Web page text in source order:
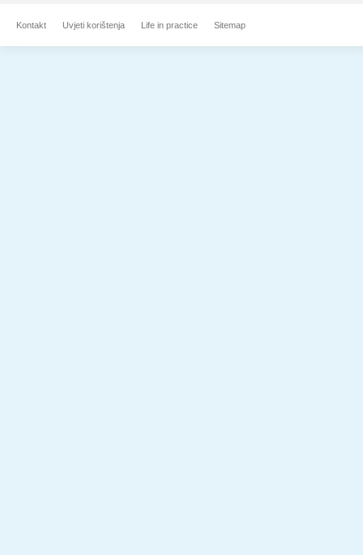
Kontakt Uvjeti korištenja Life in practice Sitemap